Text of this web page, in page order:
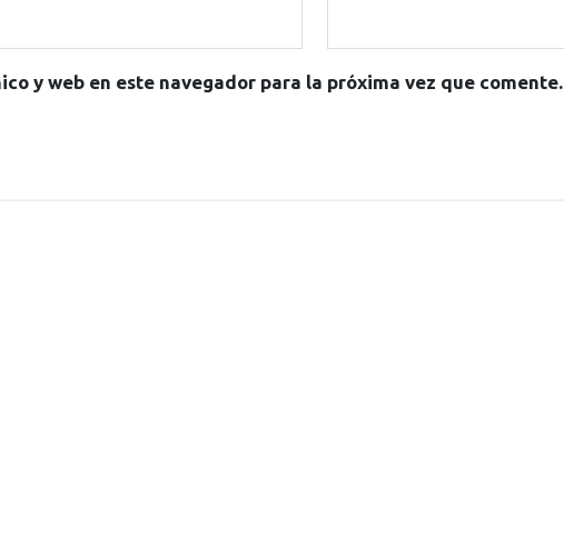
y web en este navegador para la próxima vez que comente.